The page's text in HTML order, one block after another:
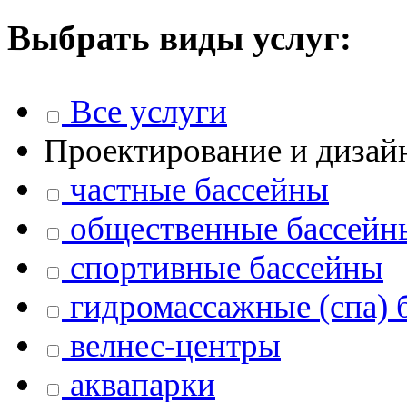
Выбрать виды услуг:
Все услуги
Проектирование и
частные бассейны
общественные
спортивные бассейны
гидромассажные (спа)
велнес-центры
аквапарки